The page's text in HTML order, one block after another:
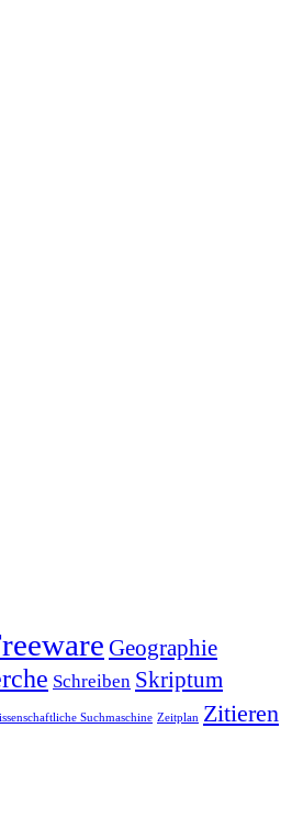
Geographie
Schreiben Skriptum
Suchmaschine Zeitplan Zitieren